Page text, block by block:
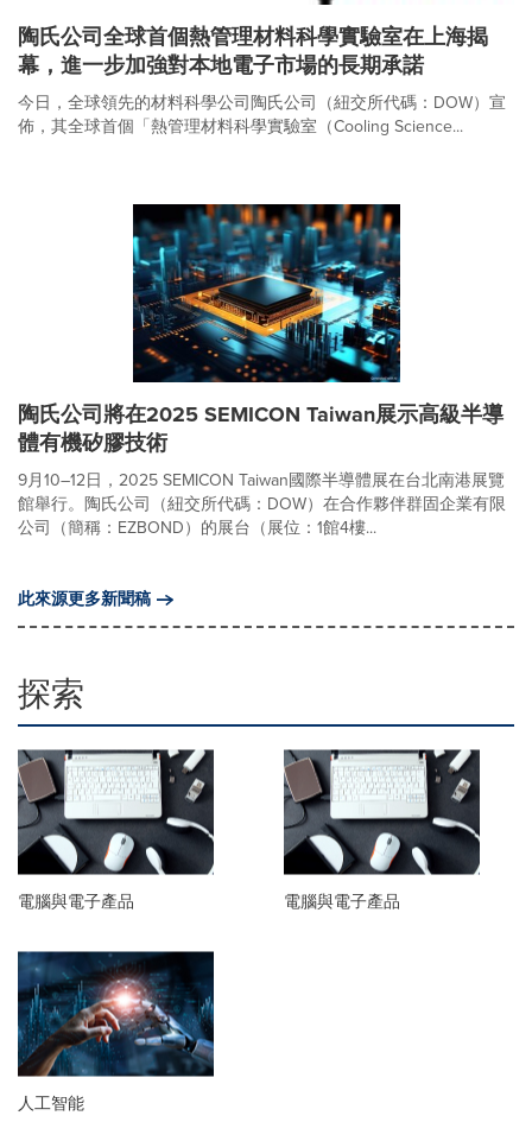
陶氏公司全球首個熱管理材料科學實驗室在上海揭
幕，進一步加強對本地電子市場的長期承諾
今日，全球領先的材料科學公司陶氏公司（紐交所代碼：DOW）宣
佈，其全球首個「熱管理材料科學實驗室（Cooling Science...
陶氏公司將在2025 SEMICON Taiwan展示高級半導
體有機矽膠技術
9月10–12日，2025 SEMICON Taiwan國際半導體展在台北南港展覽
館舉行。陶氏公司（紐交所代碼：DOW）在合作夥伴群固企業有限
公司（簡稱：EZBOND）的展台（展位：1館4樓...
此來源更多新聞稿
探索
電腦與電子產品 電腦與電子產品
人工智能